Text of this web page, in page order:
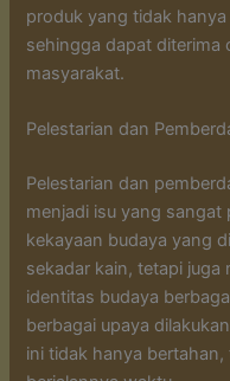
produk yang tidak
sehingga dapat diterima
masyarakat.
Pelestarian dan
Pelestarian dan
menjadi isu yang
kekayaan budaya yang
sekadar kain, tetapi juga
identitas budaya
berbagai upaya
ini tidak hanya